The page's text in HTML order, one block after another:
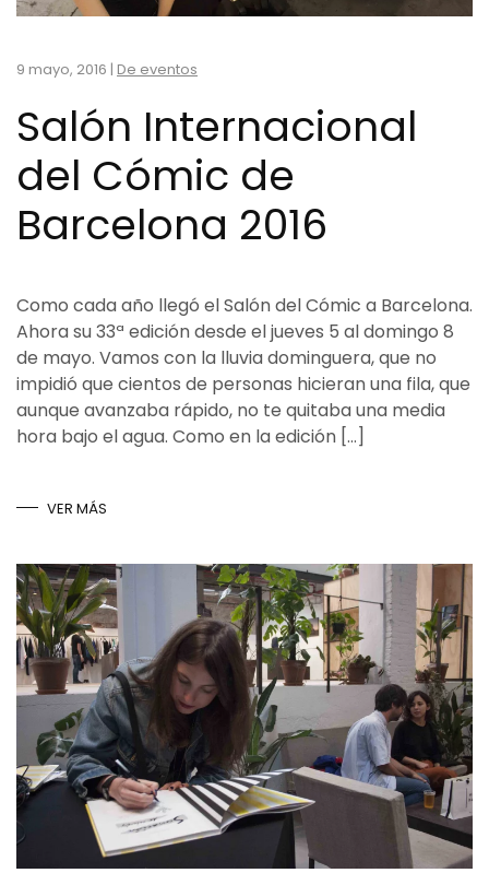
9 mayo, 2016 | De eventos
Salón Internacional
del Cómic de
Barcelona 2016
Como cada año llegó el Salón del Cómic a Barcelona.
Ahora su 33ª edición desde el jueves 5 al domingo 8
de mayo. Vamos con la lluvia dominguera, que no
impidió que cientos de personas hicieran una fila, que
aunque avanzaba rápido, no te quitaba una media
hora bajo el agua. Como en la edición […]
VER MÁS